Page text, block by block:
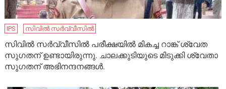
IPS സിവിൽ സർവ്വീസിൽ
സിവിൽ സർവ്വീസിൽ പരീക്ഷയിൽ മികച്ച റാങ്ക് ശ്വേത
സുഗതന് ഉണ്ടായിരുന്നു. ചാലക്കുടിയുടെ മിടുക്കി ശ്വേതാ
സുഗതന് അഭിനന്ദനങ്ങൾ.